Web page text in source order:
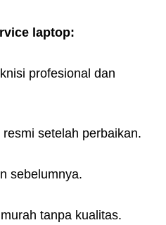
laptop:
profesional dan
setelah perbaikan.
sebelumnya.
tanpa kualitas.